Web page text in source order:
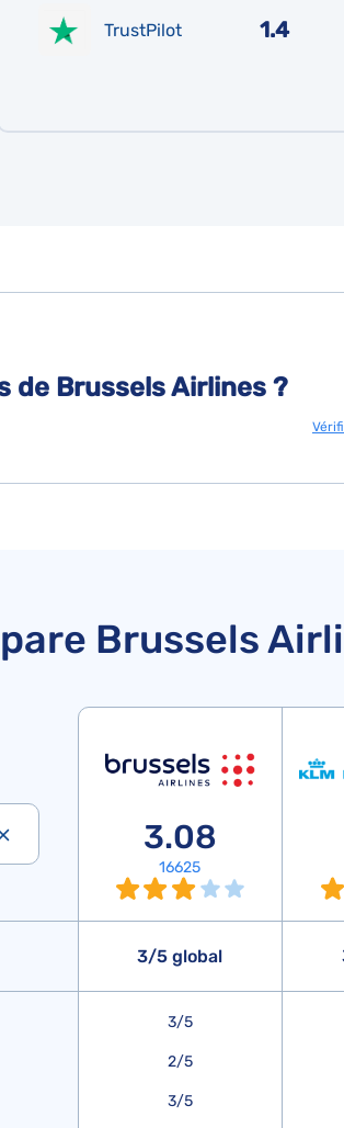
TrustPilot 1.4
de Brussels Airlines ?
Brussels
3.08
16625
3/5 global
3/5
2/5
3/5